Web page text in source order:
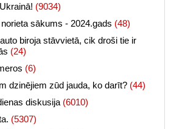
(9034)
sākums - 2024.gads (48)
biroja stāvvietā, cik droši tie ir
(24)
(6)
dzinējiem zūd jauda, ko darīt? (44)
diskusija (6010)
(5307)